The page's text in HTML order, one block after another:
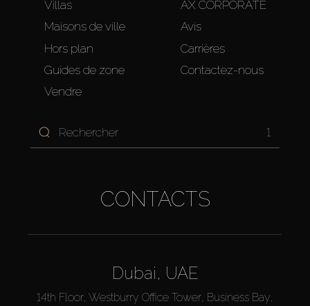
Villas
Maisons de ville
Hors plan
Guides de zone
Vendre
AX CORPORATE
Avis
Carrières
Contactez-nous
1
CONTACTS
Dubai, UAE
14th Floor, Westburry Office Tower, Business Bay,